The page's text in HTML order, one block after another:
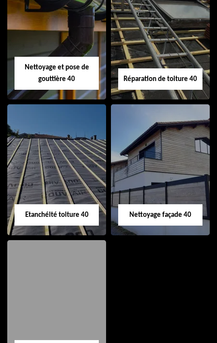
Isolation de toiture
40
Peinture sur tuile
40
Nettoyage et pose de
gouttière 40
Nettoyage et pose
de gouttière 40
Réparation de toiture 40
Réparation de
toiture 40
Etanchéité toiture 40 Nettoyage façade 40